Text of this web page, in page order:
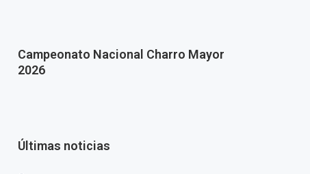
Campeonato Nacional Charro Mayor
2026
Últimas noticias